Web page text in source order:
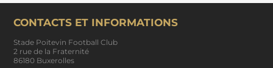
CONTACTS ET INFORMATIONS
Stade Poitevin Football Club
2 rue de la Fraternité
86180 Buxerolles